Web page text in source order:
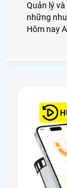
Quản lý
những
Hôm nay